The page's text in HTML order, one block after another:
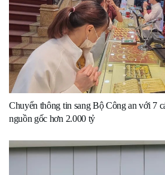
Chuyển thông tin sang Bộ Công an với 7
nguồn gốc hơn 2.000 tỷ